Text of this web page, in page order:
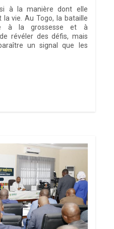
à la manière dont elle
vie. Au Togo, la bataille
à la grossesse et à
révéler des défis, mais
un signal que les